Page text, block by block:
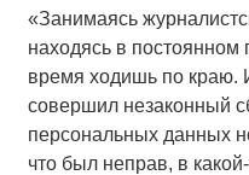
«Занимаясь
находясь в постоянном
время ходишь по краю.
совершил незаконный
персональных данных
что был неправ, в